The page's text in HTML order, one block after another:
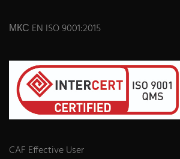
МКС EN ISO 9001:2015
CAF Effective User